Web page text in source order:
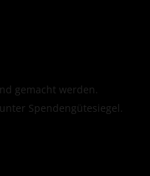
gemacht werden.
Spendengütesiegel.